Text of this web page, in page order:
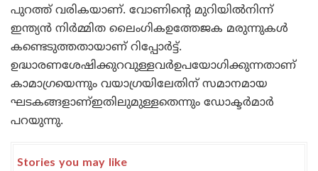
പുറത്ത് വരികയാണ്. വോണിന്‍റെ മുറിയിൽനിന്ന്
ഇന്ത്യന്‍ നിര്‍മ്മിത ലൈംഗികഉത്തേജക മരുന്നുകൾ
കണ്ടെടുത്തതായാണ് റിപ്പോർട്ട്.
ഉദ്ധാരണശേഷിക്കുറവുള്ളവര്‍ഉപയോഗിക്കുന്നതാണ്
കാമാഗ്രയെന്നും വയാഗ്രയിലേതിന് സമാനമായ
ഘടകങ്ങളാണ്ഇതിലുമുള്ളതെന്നും ഡോക്ടര്‍മാര്‍
പറയുന്നു.
Stories you may like